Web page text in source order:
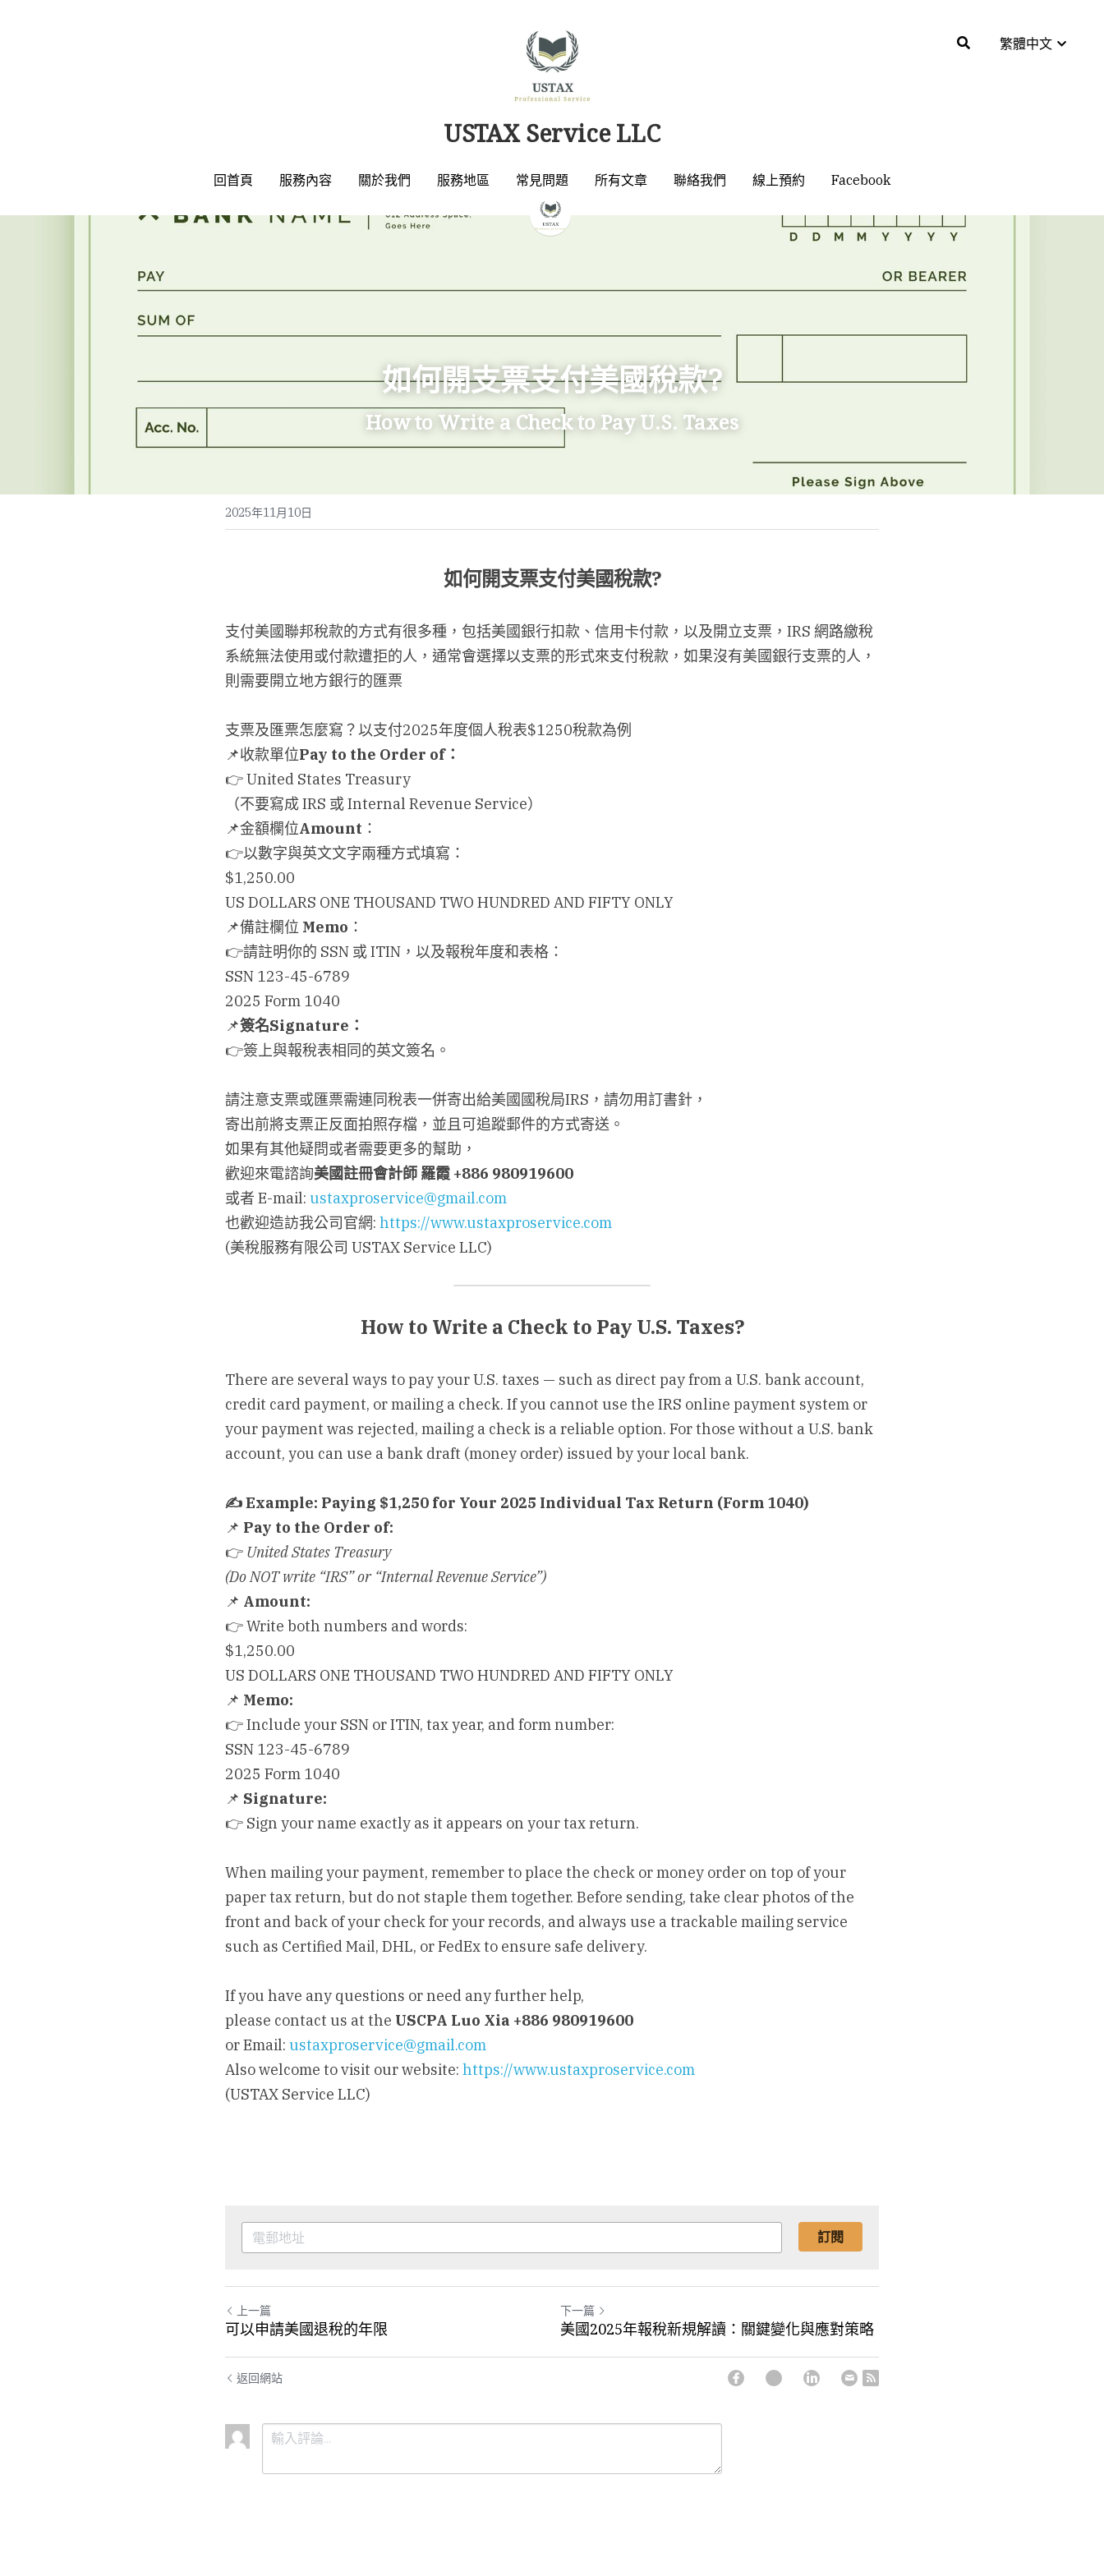
USTAX Service LLC
回首頁 服務內容 關於我們 服務地區 常見問題 所有文章 聯絡我們 線上預約 Facebook
繁體中文
USTAX Service LLC
回首頁 服務內容 關於我們 服務地區 常見問題 所有文章 聯絡我們 線上預約 Facebook
繁體中文
如何開支票支付美國稅款?
How to Write a Check to Pay U.S. Taxes
2025年11月10日
如何開支票支付美國稅款?
支付美國聯邦稅款的方式有很多種，包括美國銀行扣款、信用卡付款，以及開立支票，IRS 網路繳稅
系統無法使用或付款遭拒的人，通常會選擇以支票的形式來支付稅款，如果沒有美國銀行支票的人，
則需要開立地方銀行的匯票
支票及匯票怎麼寫？以支付2025年度個人稅表$1250稅款為例
📌收款單位Pay to the Order of：
👉 United States Treasury
（不要寫成 IRS 或 Internal Revenue Service）
📌金額欄位Amount ：
👉以數字與英文文字兩種方式填寫：
$1,250.00
US DOLLARS ONE THOUSAND TWO HUNDRED AND FIFTY ONLY
📌備註欄位 Memo ：
👉請註明你的 SSN 或 ITIN，以及報稅年度和表格：
SSN 123-45-6789
2025 Form 1040
📌簽名Signature ：
👉簽上與報稅表相同的英文簽名。
請注意支票或匯票需連同稅表一併寄出給美國國稅局IRS，請勿用訂書針，
寄出前將支票正反面拍照存檔，並且可追蹤郵件的方式寄送。
如果有其他疑問或者需要更多的幫助，
歡迎來電諮詢美國註冊會計師 羅霞 +886 980919600
或者 E-mail: ustaxproservice@gmail.com
也歡迎造訪我公司官網: https://www.ustaxproservice.com
(美稅服務有限公司 USTAX Service LLC)
How to Write a Check to Pay U.S. Taxes?
There are several ways to pay your U.S. taxes — such as direct pay from a U.S. bank account,
credit card payment, or mailing a check. If you cannot use the IRS online payment system or
your payment was rejected, mailing a check is a reliable option. For those without a U.S. bank
account, you can use a bank draft (money order) issued by your local bank.
✍️ Example: Paying $1,250 for Your 2025 Individual Tax Return (Form 1040)
📌 Pay to the Order of:
👉 United States Treasury
(Do NOT write “IRS” or “Internal Revenue Service”)
📌 Amount:
👉 Write both numbers and words:
$1,250.00
US DOLLARS ONE THOUSAND TWO HUNDRED AND FIFTY ONLY
📌 Memo:
👉 Include your SSN or ITIN, tax year, and form number:
SSN 123-45-6789
2025 Form 1040
📌 Signature:
👉 Sign your name exactly as it appears on your tax return.
When mailing your payment, remember to place the check or money order on top of your
paper tax return, but do not staple them together. Before sending, take clear photos of the
front and back of your check for your records, and always use a trackable mailing service
such as Certified Mail, DHL, or FedEx to ensure safe delivery.
If you have any questions or need any further help,
please contact us at the USCPA Luo Xia +886 980919600
or Email: ustaxproservice@gmail.com
Also welcome to visit our website: https://www.ustaxproservice.com
(USTAX Service LLC)
訂閱
上一篇
可以申請美國退稅的年限
下一篇
美國2025年報稅新規解讀：關鍵變化與應對策略
返回網站